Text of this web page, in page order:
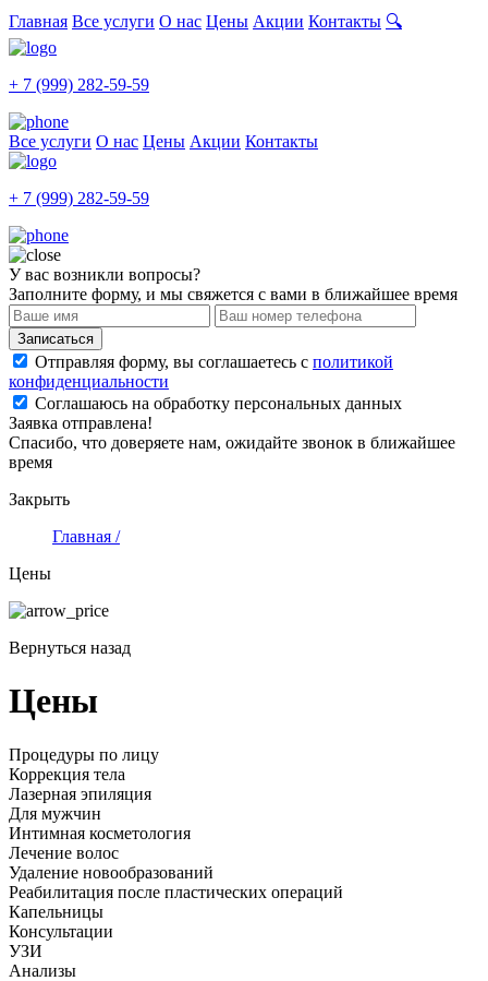
Главная Все услуги О нас Цены Акции Контакты 🔍
+ 7 (999) 282-59-59
Все услуги О нас Цены Акции Контакты
+ 7 (999) 282-59-59
У вас возникли вопросы?
Заполните форму, и мы свяжется с вами в ближайшее время
Записаться
Отправляя форму, вы соглашаетесь с политикой
конфиденциальности
Соглашаюсь на обработку персональных данных
Заявка отправлена!
Спасибо, что доверяете нам, ожидайте звонок в ближайшее
время
Закрыть
Главная /
Цены
Вернуться назад
Цены
Процедуры по лицу
Коррекция тела
Лазерная эпиляция
Для мужчин
Интимная косметология
Лечение волос
Удаление новообразований
Реабилитация после пластических операций
Капельницы
Консультации
УЗИ
Анализы